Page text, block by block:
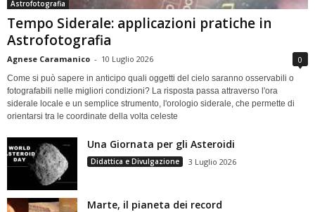
Astrofotografia
Tempo Siderale: applicazioni pratiche in
Astrofotografia
Agnese Caramanico - 10 Luglio 2026 0
Come si può sapere in anticipo quali oggetti del cielo saranno osservabili o
fotografabili nelle migliori condizioni? La risposta passa attraverso l'ora
siderale locale e un semplice strumento, l'orologio siderale, che permette di
orientarsi tra le coordinate della volta celeste
Una Giornata per gli Asteroidi
Didattica e Divulgazione 3 Luglio 2026
Marte, il pianeta dei record